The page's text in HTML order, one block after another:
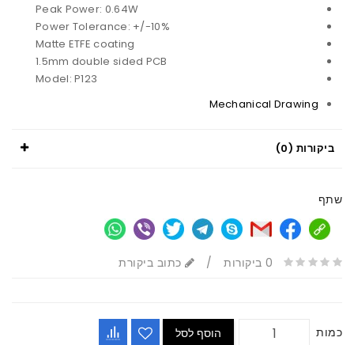
Peak Power: 0.64W
Power Tolerance: +/-10%
Matte ETFE coating
1.5mm double sided PCB
Model: P123
Mechanical Drawing
ביקורות (0)
שתף
0 ביקורות / כתוב ביקורת
כמות הוסף לסל